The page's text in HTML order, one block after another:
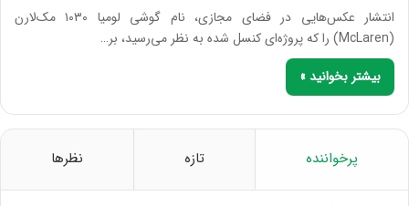
انتشار عکس‌هایی در فضای مجازی، نام گوشی لومیا ۱۰۳۰ مک‌لارن
(McLaren) را که پروژه‌ای کنسل شده به نظر می‌رسید، بر…
بیشتر بخوانید »
پرخواننده تازه نظرها